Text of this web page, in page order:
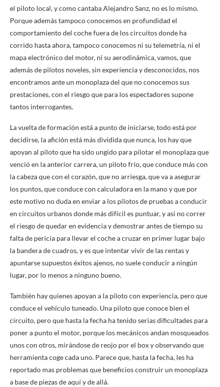
el piloto local, y como cantaba Alejandro Sanz, no es lo mismo.
Porque además tampoco conocemos en profundidad el
comportamiento del coche fuera de los circuitos donde ha
corrido hasta ahora, tampoco conocemos ni su telemetría, ni el
mapa electrónico del motor, ni su aerodinámica, vamos, que
además de pilotos noveles, sin experiencia y desconocidos, nos
encontramos ante un monoplaza del que no conocemos sus
prestaciones, con el riesgo que para los espectadores supone
tantos interrogantes.
La vuelta de formación está a punto de iniciarse, todo está por
decidirse, la afición está más dividida que nunca, los hay que
apoyan al piloto que ha sido ungido para pilotar el monoplaza que
venció en la anterior carrera, un piloto frío, que conduce más con
la cabeza que con el corazón, que no arriesga, que va a asegurar
los puntos, que conduce con calculadora en la mano y que por
este motivo no duda en enviar a los pilotos de pruebas a conducir
en circuitos urbanos donde más difícil es puntuar, y así no correr
el riesgo de quedar en evidencia y demostrar antes de tiempo su
falta de pericia para llevar el coche a cruzar en primer lugar bajo
la bandera de cuadros, y es que intentar vivir de las rentas y
apuntarse supuestos éxitos ajenos, no suele conducir a ningún
lugar, por lo menos a ninguno bueno.
También hay quienes apoyan a la piloto con experiencia, pero que
conduce el vehículo tuneado. Una piloto que conoce bien el
circuito, pero que hasta la fecha ha tenido serias dificultades para
poner a punto el motor, porque los mecánicos andan mosqueados
unos con otros, mirándose de reojo por el box y observando que
herramienta coge cada uno. Parece que, hasta la fecha, les ha
reportado mas problemas que beneficios construir un monoplaza
a base de piezas de aquí y de allá.